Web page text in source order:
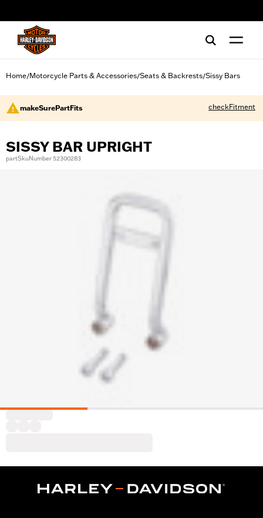
Home/Motorcycle Parts & Accessories/Seats & Backrests/Sissy Bars
makeSurePartFits checkFitment
SISSY BAR UPRIGHT
partSkuNumber 52300283